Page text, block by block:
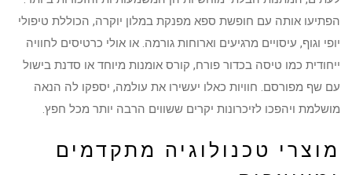
הפתיעו אותה עם חופשת ספא מפנקת במלון יוקרה, הכוללת טיפולי
יופי וגוף, עיסויים מרגיעים וארוחות גורמה. או אולי כרטיסים לחוויה
ייחודית כמו טיסה בכדור פורח, קורס אומנות מיוחד או סדנת בישול
עם שף מפורסם. חוויות כאלו יעשירו את עולמה, יספקו לה הנאה
מושלמת ויהפכו לזיכרונות יקרים ששווים הרבה יותר מכל חפץ.
מוצרי טכנולוגיה מתקדמים